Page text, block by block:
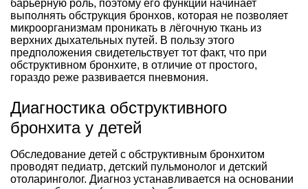
барьерную роль, поэтому его функции начинает
выполнять обструкция бронхов, которая не позволяет
микроорганизмам проникать в лёгочную ткань из
верхних дыхательных путей. В пользу этого
предположения свидетельствует тот факт, что при
обструктивном бронхите, в отличие от простого,
гораздо реже развивается пневмония.
Диагностика обструктивного
бронхита у детей
Обследование детей с обструктивным бронхитом
проводят педиатр, детский пульмонолог и детский
отоларинголог. Диагноз устанавливается на основании